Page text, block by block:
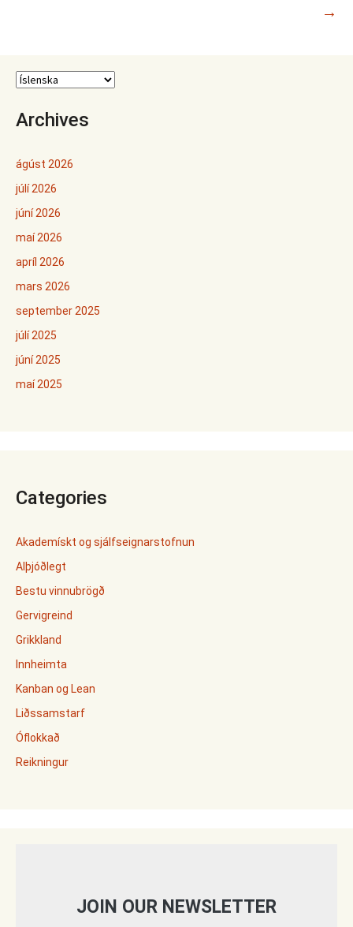
→
Archives
ágúst 2026
júlí 2026
júní 2026
maí 2026
apríl 2026
mars 2026
september 2025
júlí 2025
júní 2025
maí 2025
Categories
Akademískt og sjálfseignarstofnun
Alþjóðlegt
Bestu vinnubrögð
Gervigreind
Grikkland
Innheimta
Kanban og Lean
Liðssamstarf
Óflokkað
Reikningur
JOIN OUR NEWSLETTER